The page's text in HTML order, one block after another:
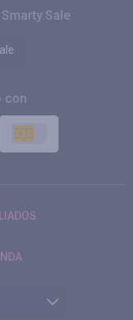
con